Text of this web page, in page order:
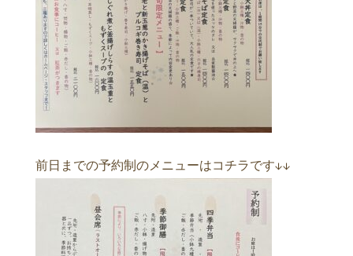
前日までの予約制のメニューはコチラです↓↓